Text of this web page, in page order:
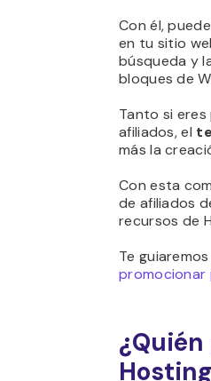
Con él,
en tu sitio
búsqueda y
bloques de
Tanto si
afiliados, el
más la
Con esta
de afiliados
recursos de
Te
promocionar